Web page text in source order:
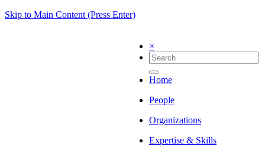
Skip to Main Content (Press Enter)
×
Home
People
Organizations
Expertise & Skills